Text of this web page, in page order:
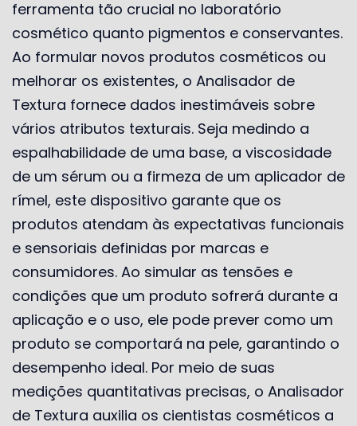
ferramenta tão crucial no laboratório
cosmético quanto pigmentos e conservantes.
Ao formular novos produtos cosméticos ou
melhorar os existentes, o Analisador de
Textura fornece dados inestimáveis ​​sobre
vários atributos texturais. Seja medindo a
espalhabilidade de uma base, a viscosidade
de um sérum ou a firmeza de um aplicador de
rímel, este dispositivo garante que os
produtos atendam às expectativas funcionais
e sensoriais definidas por marcas e
consumidores. Ao simular as tensões e
condições que um produto sofrerá durante a
aplicação e o uso, ele pode prever como um
produto se comportará na pele, garantindo o
desempenho ideal. Por meio de suas
medições quantitativas precisas, o Analisador
de Textura auxilia os cientistas cosméticos a